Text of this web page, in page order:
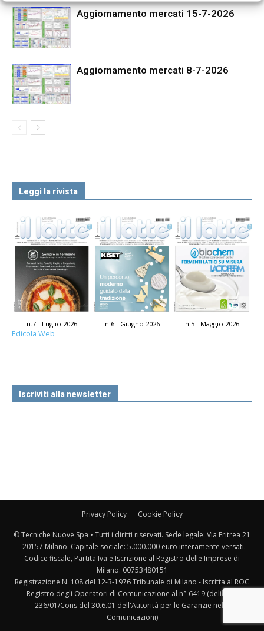
Aggiornamento mercati 15-7-2026
Aggiornamento mercati 8-7-2026
Leggi la rivista
n.7 - Luglio 2026 n.6 - Giugno 2026 n.5 - Maggio 2026
Edicola Web
Iscriviti alla newsletter
Privacy Policy Cookie Policy
© Tecniche Nuove Spa • Tutti i diritti riservati. Sede legale: Via Eritrea 21
- 20157 Milano. Capitale sociale: 5.000.000 euro interamente versati.
Codice fiscale, Partita Iva e Iscrizione al Registro delle Imprese di
Milano: 00753480151
Registrazione N. 108 del 12-3-1976 Tribunale di Milano - Iscritta al ROC
Registro degli Operatori di Comunicazione al n° 6419 (delibera
236/01/Cons del 30.6.01 dell'Autorità per le Garanzie nelle
Comunicazioni)